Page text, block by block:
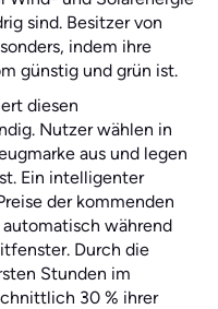
sind. Besitzer von
indem ihre
günstig und grün ist.
diesen
Nutzer wählen in
aus und legen
Ein intelligenter
der kommenden
automatisch während
Durch die
Stunden im
30 % ihrer